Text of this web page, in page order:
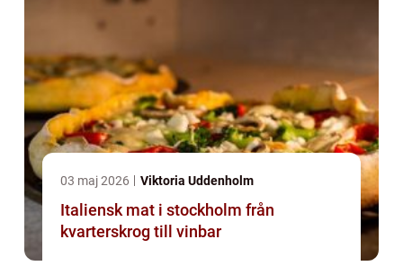
03 maj 2026 Viktoria Uddenholm
Italiensk mat i stockholm från
kvarterskrog till vinbar